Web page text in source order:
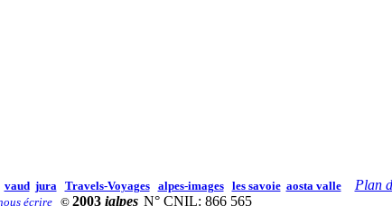
vaud jura Travels-Voyages alpes-images les savoie aosta valle
Plan
© 2003 ialpes N° CNIL: 866 565